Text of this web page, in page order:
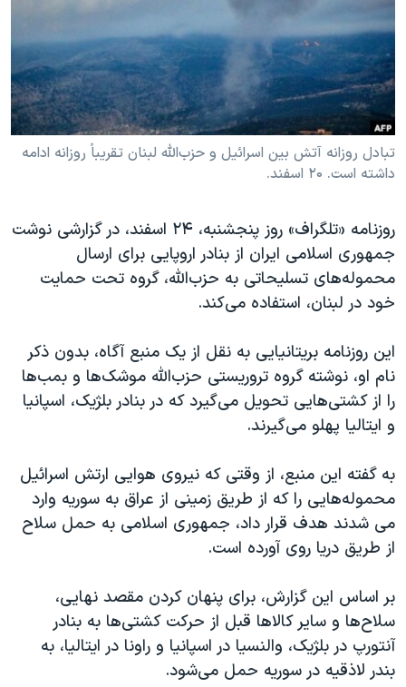
حقوق شهروندی
اقتصادی
علم و فناوری
اسرائیل در جنگ
گالری عکس
انتخابات ریاست جمهوری آمریکا ۲۰۲۴
حمله جمهوری اسلامی به اسرائیل
رمز مهسا
ورزش زنان در ایران
اعتراضات زن، زندگی، آزادی
تریبونال مردمی آبان ۹۸
دادگاه حمید نوری
چهل سال گروگان‌گیری
قانون شفافیت دارائی کادر رهبری ایران
اعتراضات مردمی آبان ۹۸
اسرائیل در جنگ
همایش محافظه‌کاران آمریکا «سی‌پک»
صفحه‌های ویژه
سفر پرزیدنت ترامپ به چین
زبانهای مختلف
تبادل روزانه آتش بین اسرائیل و حزب‌الله لبنان تقریباً روزانه ادامه
داشته است. ۲۰ اسفند.
روزنامه «تلگراف» روز پنجشنبه، ۲۴ اسفند، در گزارشی نوشت
جمهوری اسلامی ایران از بنادر اروپایی برای ارسال
محموله‌های تسلیحاتی به حزب‌الله، گروه تحت حمایت
خود در لبنان، استفاده می‌کند.
این روزنامه بریتانیایی به نقل از یک منبع آگاه، بدون ذکر
نام او، نوشته گروه تروریستی حزب‌الله موشک‌ها و بمب‌ها
را از کشتی‌هایی تحویل می‌گیرد که در بنادر بلژیک، اسپانیا
و ایتالیا پهلو می‌گیرند.
به گفته این منبع، از وقتی که نیروی هوایی ارتش اسرائیل
محموله‌هایی را که از طریق زمینی از عراق به سوریه وارد
می شدند هدف قرار داد، جمهوری اسلامی به حمل سلاح
از طریق دریا روی آورده است.
بر اساس این گزارش، برای پنهان کردن مقصد نهایی،
سلاح‌ها و سایر کالاها قبل از حرکت کشتی‌ها به بنادر
آنتورپ در بلژیک، والنسیا در اسپانیا و راونا در ایتالیا، به
بندر لاذقیه در سوریه حمل می‌شود.